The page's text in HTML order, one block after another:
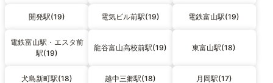
開発駅(19) 電気ビル前駅(19) 電鉄富山駅(19)
電鉄富山駅・エスタ前
駅(19)
龍谷富山高校前駅(19) 東富山駅(18)
犬島新町駅(18) 越中三郷駅(18) 月岡駅(17)